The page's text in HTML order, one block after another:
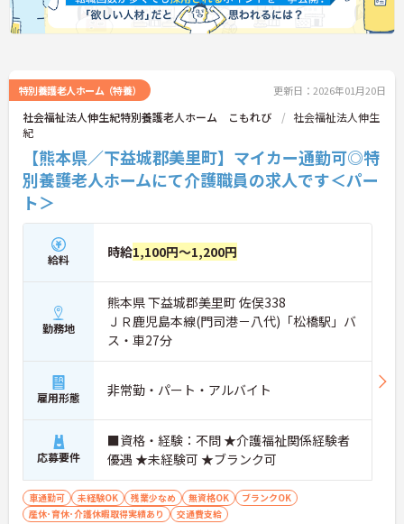
特別養護老人ホーム（特養） 更新日：2026年01月20日
社会福祉法人伸生紀特別養護老人ホーム こもれび
社会福祉法人伸生
紀
【熊本県／下益城郡美里町】マイカー通勤可◎特
別養護老人ホームにて介護職員の求人です＜パー
ト＞
給料 時給1,100円～1,200円
勤務地
熊本県 下益城郡美里町 佐俣338
ＪＲ鹿児島本線(門司港－八代)「松橋駅」バ
ス・車27分
雇用形態 非常勤・パート・アルバイト
応募要件
■資格・経験：不問 ★介護福祉関係経験者
優遇 ★未経験可 ★ブランク可
車通勤可 未経験OK 残業少なめ 無資格OK
ブランクOK
産休･育休･介護休暇取得実績あり
交通費支給